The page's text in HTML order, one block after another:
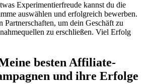
Experimentierfreude kannst du die
auswählen und erfolgreich bewerben.
Partnerschaften, um dein Geschäft zu
zu erschließen. Viel Erfolg
besten Affiliate-
und ihre Erfolge